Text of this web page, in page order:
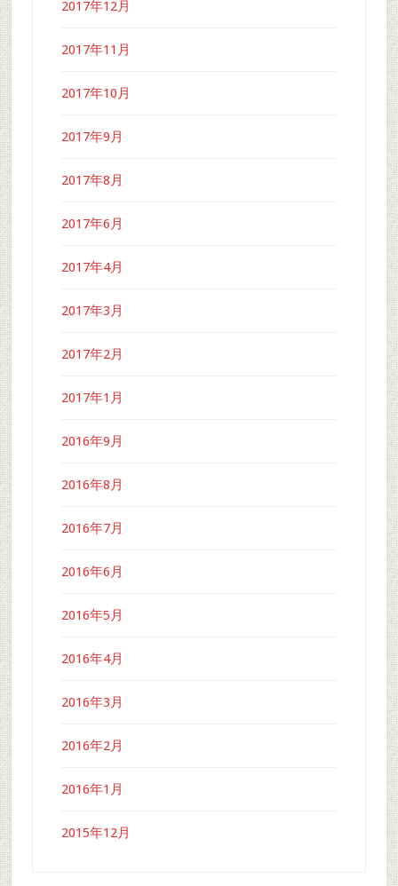
2017年12月
2017年11月
2017年10月
2017年9月
2017年8月
2017年6月
2017年4月
2017年3月
2017年2月
2017年1月
2016年9月
2016年8月
2016年7月
2016年6月
2016年5月
2016年4月
2016年3月
2016年2月
2016年1月
2015年12月